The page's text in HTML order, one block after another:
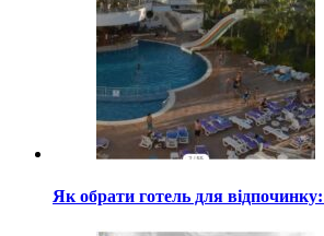
Як обрати готель для